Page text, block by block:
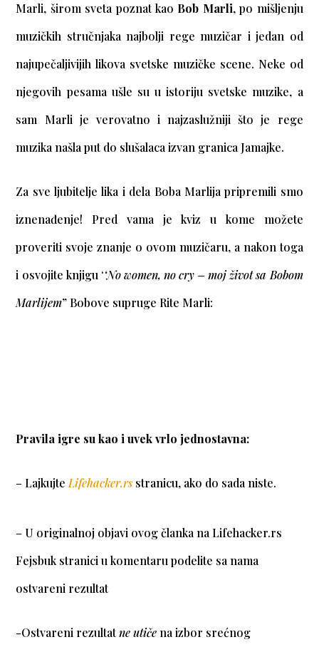
Marli, širom sveta poznat kao Bob Marli, po mišljenju
muzičkih stručnjaka najbolji rege muzičar i jedan od
najupečaljivijih likova svetske muzičke scene. Neke od
njegovih pesama ušle su u istoriju svetske muzike, a
sam Marli je verovatno i najzaslužniji što je rege
muzika našla put do slušalaca izvan granica Jamajke.
Za sve ljubitelje lika i dela Boba Marlija pripremili smo
iznenađenje! Pred vama je kviz u kome možete
proveriti svoje znanje o ovom muzičaru, а nakon toga
i osvojite knjigu ‘‘No women, no cry – moj život sa Bobom
Marlijem” Bobove supruge Rite Marli:
Pravila igre su kao i uvek vrlo jednostavna:
– LajkujteLifehacker.rs stranicu, ako do sada niste.
– U originalnoj objavi ovog članka na Lifehacker.rs
Fejsbuk stranici u komentaru podelite sa nama
ostvareni rezultat
-Ostvareni rezultatne utiče na izbor srećnog